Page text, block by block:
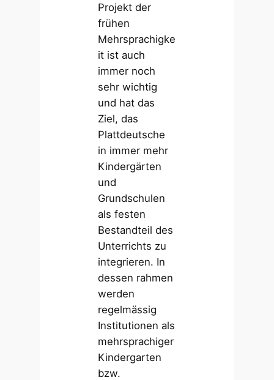
Projekt der
frühen
Mehrsprachigke
it ist auch
immer noch
sehr wichtig
und hat das
Ziel, das
Plattdeutsche
in immer mehr
Kindergärten
und
Grundschulen
als festen
Bestandteil des
Unterrichts zu
integrieren. In
dessen rahmen
werden
regelmässig
Institutionen als
mehrsprachiger
Kindergarten
bzw.